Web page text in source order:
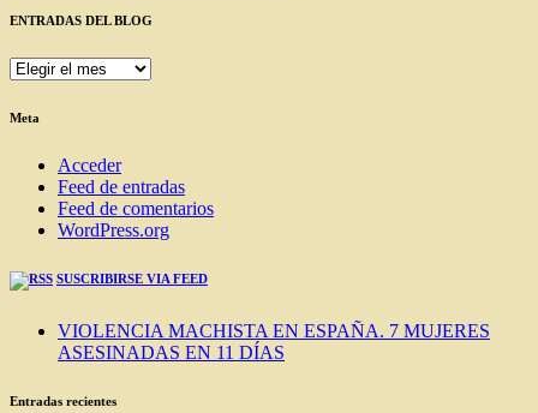
ENTRADAS DEL BLOG
ENTRADAS
BLOG
Meta
Acceder
Feed de entradas
Feed de comentarios
WordPress.org
SUSCRIBIRSE VIA FEED
VIOLENCIA MACHISTA EN ESPAÑA. 7 MUJERES
ASESINADAS EN 11 DÍAS
Entradas recientes